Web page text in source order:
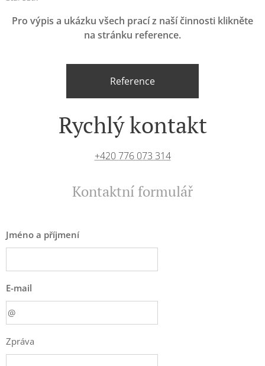
Pro výpis a ukázku všech prací z naší činnosti klikněte
na stránku reference.
Reference
Rychlý kontakt
+420 776 073 314
Kontaktní formulář
Jméno a příjmení
E-mail
Zpráva